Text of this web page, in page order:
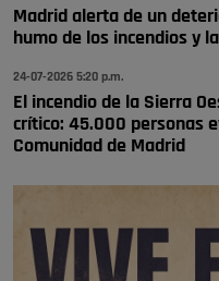
Pozuelo de Alarcón
🔴 EXCLUSIVA
Madrid alerta de un
humo de los incendios y
24-07-2026 5:20 p.m.
El incendio de la Sierra
crítico: 45.000 personas
Comunidad de Madrid